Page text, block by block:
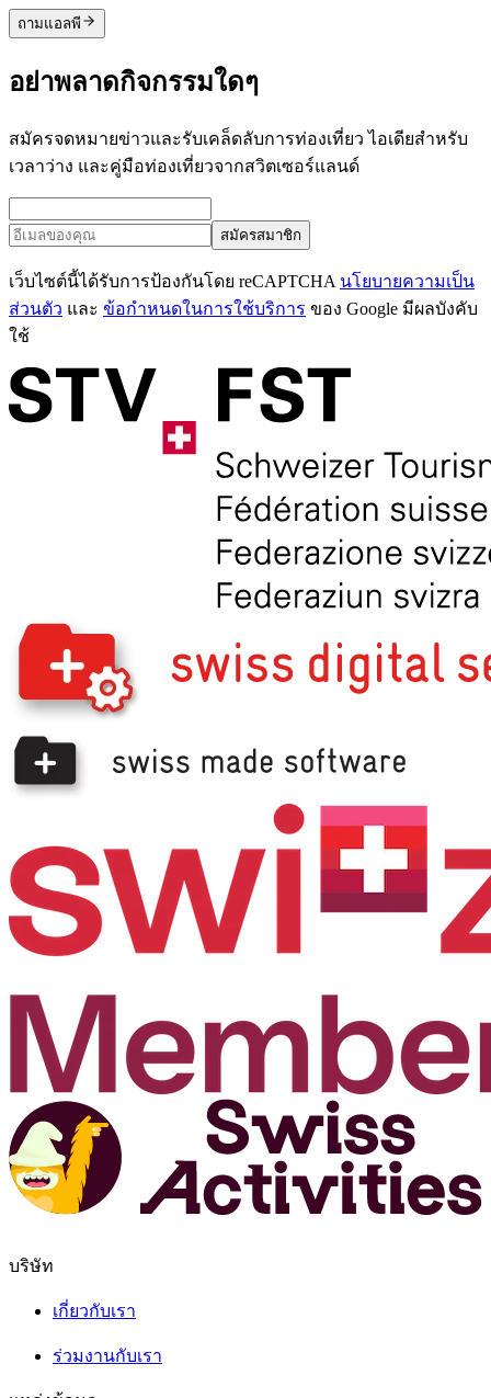
ถามแอลพี
อย่าพลาดกิจกรรมใดๆ
สมัครจดหมายข่าวและรับเคล็ดลับการท่องเที่ยว ไอเดียสำหรับ
เวลาว่าง และคู่มือท่องเที่ยวจากสวิตเซอร์แลนด์
สมัครสมาชิก
เว็บไซต์นี้ได้รับการป้องกันโดย reCAPTCHA นโยบายความเป็น
ส่วนตัว และ ข้อกำหนดในการใช้บริการ ของ Google มีผลบังคับ
ใช้
บริษัท
เกี่ยวกับเรา
ร่วมงานกับเรา